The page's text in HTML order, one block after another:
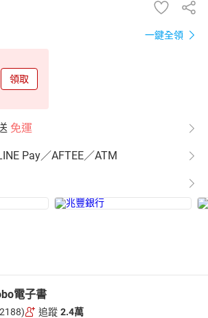
一鍵全領
領取
免運
Pay／AFTEE／ATM
電子書
追蹤 2.4萬